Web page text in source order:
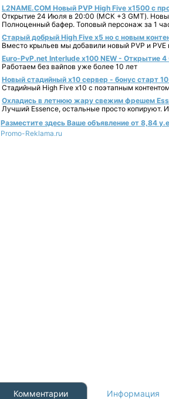
L2NAME.COM Новый PVP High Five x1500 с
Открытие 24 Июля в 20:00 (МСК +3 GMT).
Полноценный бафер. Топовый персонаж за 1
Старый добрый High Five x5 но с новым
Вместо крыльев мы добавили новый PVP и PVE
Euro-PvP.net Interlude х100 NEW - Открытие 4
Работаем без вайпов уже более 10 лет
Новый стадийный х10 сервер - бонус старт
Стадийный High Five x10 с поэтапным
Охладись в летнюю жару свежим фрешем
Лучший Essence, остальные просто копируют.
Разместите здесь Ваше объявление от 8,84
Promo-Reklama.ru
Комментарии Информация